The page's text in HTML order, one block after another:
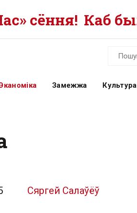
сёння! Каб
Замежжа Культура
Сяргей Салаўёў